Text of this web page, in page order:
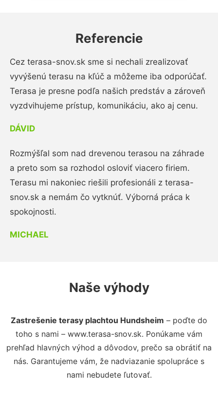
Referencie
Cez terasa-snov.sk sme si nechali zrealizovať
vyvýšenú terasu na kľúč a môžeme iba odporúčať.
Terasa je presne podľa našich predstáv a zároveň
vyzdvihujeme prístup, komunikáciu, ako aj cenu.
DÁVID
Rozmýšľal som nad drevenou terasou na záhrade
a preto som sa rozhodol osloviť viacero firiem.
Terasu mi nakoniec riešili profesionáli z terasa-
snov.sk a nemám čo vytknúť. Výborná práca k
spokojnosti.
MICHAEL
Naše výhody
Zastrešenie terasy plachtou Hundsheim – poďte do
toho s nami – www.terasa-snov.sk. Ponúkame vám
prehľad hlavných výhod a dôvodov, prečo sa obrátiť na
nás. Garantujeme vám, že nadviazanie spolupráce s
nami nebudete ľutovať.